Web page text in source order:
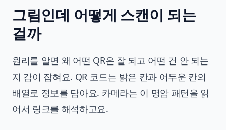
그림인데 어떻게 스캔이 되는
걸까
원리를 알면 왜 어떤 QR은 잘 되고 어떤 건 안 되는
지 감이 잡혀요. QR 코드는 밝은 칸과 어두운 칸의
배열로 정보를 담아요. 카메라는 이 명암 패턴을 읽
어서 링크를 해석하고요.